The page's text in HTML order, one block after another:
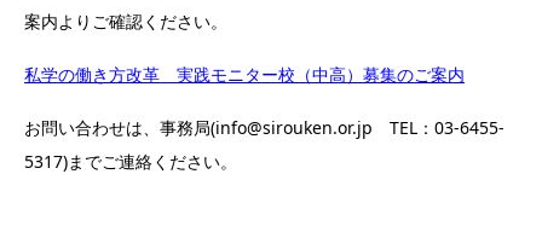
案内よりご確認ください。
私学の働き方改革 実践モニター校（中高）募集のご案内
お問い合わせは、事務局(info@sirouken.or.jp TEL：03-6455-
5317)までご連絡ください。